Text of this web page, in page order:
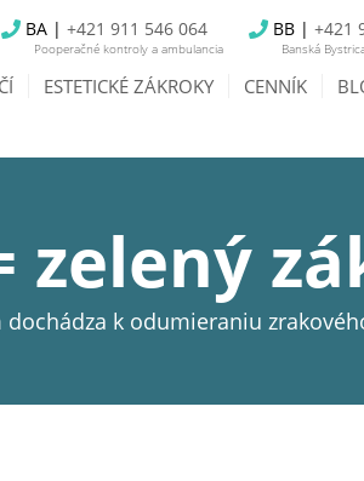
BA | +421 911 546 064
Pooperačné kontroly a ambulancia
BB | +421
Banská
ESTETICKÉ ZÁKROKY CENNÍK
zelený
k odumieraniu